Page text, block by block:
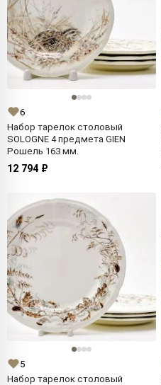
6
Набор тарелок столовый
SOLOGNE 4 предмета GIEN
Рошель 163 мм.
12 794 ₽
5
Набор тарелок столовый